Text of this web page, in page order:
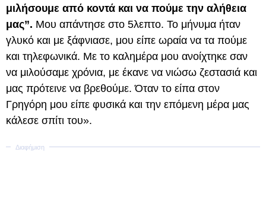
μιλήσουμε από κοντά και να πούμε την αλήθεια
μας”. Μου απάντησε στο 5λεπτο. Το μήνυμα ήταν
γλυκό και με ξάφνιασε, μου είπε ωραία να τα πούμε
και τηλεφωνικά. Με το καλημέρα μου ανοίχτηκε σαν
να μιλούσαμε χρόνια, με έκανε να νιώσω ζεστασιά και
μας πρότεινε να βρεθούμε. Όταν το είπα στον
Γρηγόρη μου είπε φυσικά και την επόμενη μέρα μας
κάλεσε σπίτι του».